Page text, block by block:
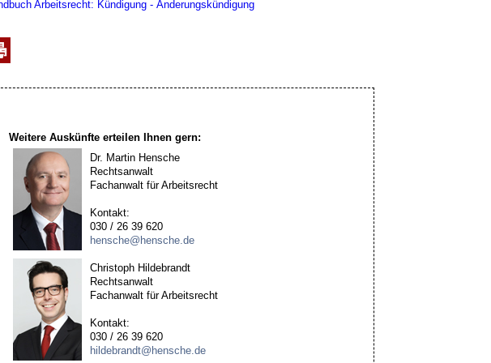
Arbeitsrecht: Kündigung - Änderungskündigung
Weitere Auskünfte erteilen Ihnen gern:
Dr. Martin Hensche
Rechtsanwalt
Fachanwalt für Arbeitsrecht
Kontakt:
030 / 26 39 620
hensche@hensche.de
Christoph Hildebrandt
Rechtsanwalt
Fachanwalt für Arbeitsrecht
Kontakt:
030 / 26 39 620
hildebrandt@hensche.de